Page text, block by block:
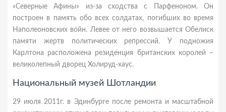
«Северные Афины» из-за сходства с Парфеноном. Он
построен в память обо всех солдатах, погибших во время
Наполеоновских войн. Левее от него возвышается Обелиск
памяти жертв политических репрессий. У подножия
Карлтона расположена резиденция британских королей –
великолепный дворец Холируд-хаус.
Национальный музей Шотландии
29 июля 2011г. в Эдинбурге после ремонта и масштабной